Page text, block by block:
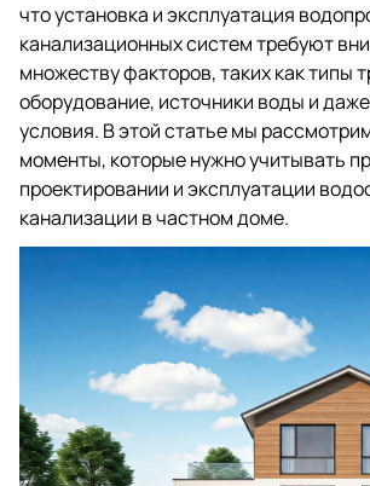
что установка и эксплуатация
канализационных систем требуют
множеству факторов, таких как типы
оборудование, источники воды и
условия. В этой статье мы
моменты, которые нужно учитывать
проектировании и эксплуатации
канализации в частном доме.